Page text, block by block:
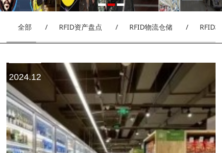
全部 / RFID资产盘点 / RFID物流仓储 / RFID
2024.12